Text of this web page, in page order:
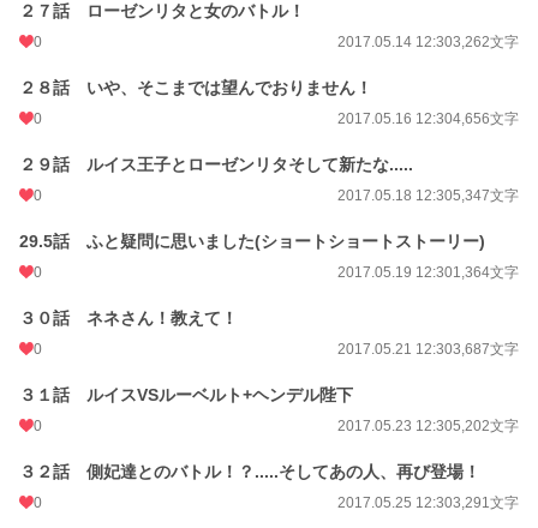
２７話 ローゼンリタと女のバトル！
0 2017.05.14 12:303,262文字
２８話 いや、そこまでは望んでおりません！
0 2017.05.16 12:304,656文字
２９話 ルイス王子とローゼンリタそして新たな.....
0 2017.05.18 12:305,347文字
29.5話 ふと疑問に思いました(ショートショートストーリー)
0 2017.05.19 12:301,364文字
３０話 ネネさん！教えて！
0 2017.05.21 12:303,687文字
３１話 ルイスVSルーベルト+ヘンデル陛下
0 2017.05.23 12:305,202文字
３２話 側妃達とのバトル！？.....そしてあの人、再び登場！
0 2017.05.25 12:303,291文字